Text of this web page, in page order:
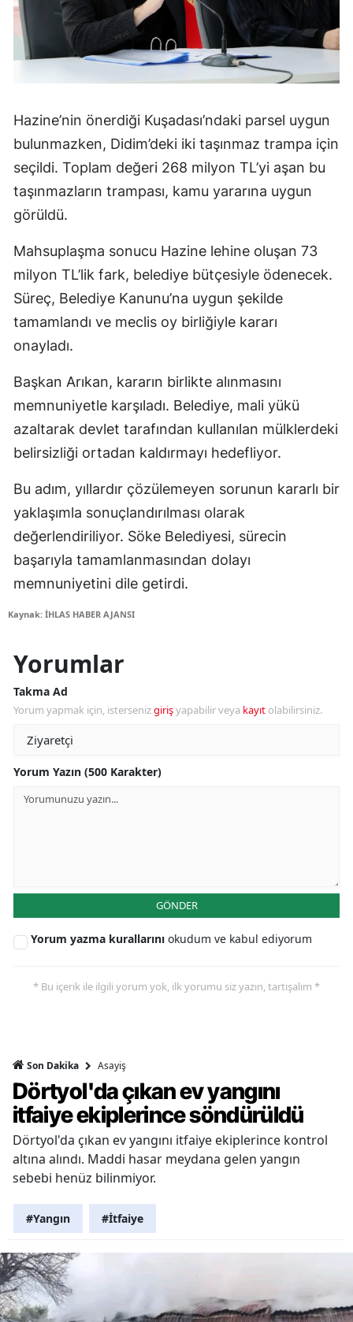
Hazine’nin önerdiği Kuşadası’ndaki parsel uygun
bulunmazken, Didim’deki iki taşınmaz trampa için
seçildi. Toplam değeri 268 milyon TL’yi aşan bu
taşınmazların trampası, kamu yararına uygun
görüldü.
Mahsuplaşma sonucu Hazine lehine oluşan 73
milyon TL’lik fark, belediye bütçesiyle ödenecek.
Süreç, Belediye Kanunu’na uygun şekilde
tamamlandı ve meclis oy birliğiyle kararı
onayladı.
Başkan Arıkan, kararın birlikte alınmasını
memnuniyetle karşıladı. Belediye, mali yükü
azaltarak devlet tarafından kullanılan mülklerdeki
belirsizliği ortadan kaldırmayı hedefliyor.
Bu adım, yıllardır çözülemeyen sorunun kararlı bir
yaklaşımla sonuçlandırılması olarak
değerlendiriliyor. Söke Belediyesi, sürecin
başarıyla tamamlanmasından dolayı
memnuniyetini dile getirdi.
Kaynak: İHLAS HABER AJANSI
Yorumlar
Takma Ad
Yorum yapmak için, istersenizgirişyapabilir veya kayıt olabilirsiniz.
Yorum Yazın (500 Karakter)
GÖNDER
Yorum yazma kurallarını okudum ve kabul ediyorum
* Bu içerik ile ilgili yorum yok, ilk yorumu siz yazın, tartışalım *
Son Dakika Asayiş
Dörtyol'da çıkan ev yangını
itfaiye ekiplerince söndürüldü
Dörtyol'da çıkan ev yangını itfaiye ekiplerince kontrol
altına alındı. Maddi hasar meydana gelen yangın
sebebi henüz bilinmiyor.
#Yangın #İtfaiye